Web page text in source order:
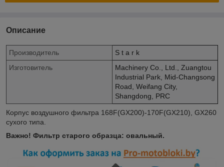
Описание
Производитель
S t a r k
Изготовитель
Machinery Co., Ltd., Zuangtou
Industrial Park, Mid-Changsong
Road, Weifang City,
Shangdong, PRC
Корпус воздушного фильтра 168F(GX200)-170F(GX210), GX260
сухого типа.
Важно! Фильтр старого образца: овальный.